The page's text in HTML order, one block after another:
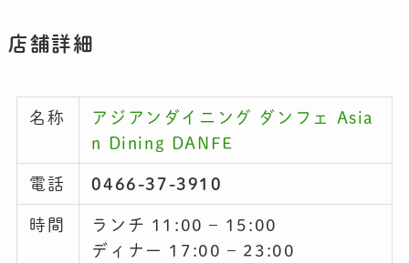
店舗詳細
名称
アジアンダイニング ダンフェ Asia
n Dining DANFE
電話 0466-37-3910
時間
ランチ 11:00 – 15:00
ディナー 17:00 – 23:00